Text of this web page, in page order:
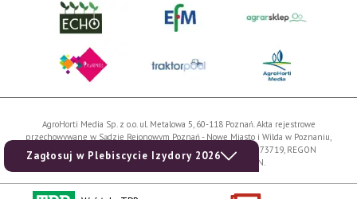
Zagłosuj w Plebiscycie Izydory 2026
AgroHorti Media Sp. z o.o. ul. Metalowa 5, 60-118 Poznań. Akta rejestrowe
przechowywane w Sądzie Rejonowym Poznań - Nowe Miasto i Wilda w Poznaniu,
VIII Wydziale Gospodarczym, KRS 0001116269, NIP 7792573719, REGON
529158846, kapitał zakładowy: 3.608.000 PLN.